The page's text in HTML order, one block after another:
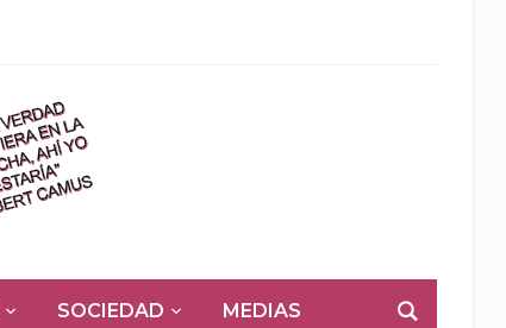
SOCIEDAD MEDIAS